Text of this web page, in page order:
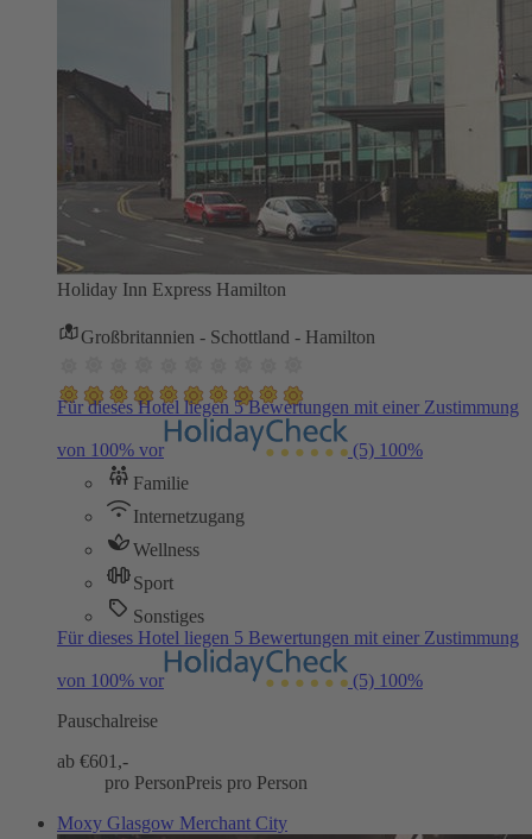
Holiday Inn Express Hamilton
Großbritannien - Schottland - Hamilton
Für dieses Hotel liegen 5 Bewertungen mit einer Zustimmung
von 100% vor (5) 100%
Familie
Internetzugang
Wellness
Sport
Sonstiges
Für dieses Hotel liegen 5 Bewertungen mit einer Zustimmung
von 100% vor (5) 100%
Pauschalreise
ab €601,-
pro PersonPreis pro Person
Moxy Glasgow Merchant City